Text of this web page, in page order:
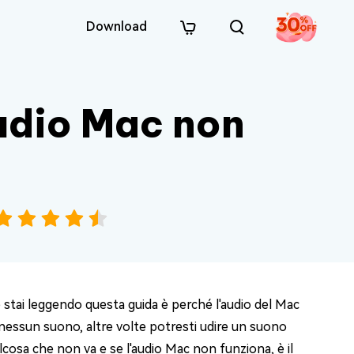
Download
Mac non
leggendo questa guida è perché l'audio del Mac
suono, altre volte potresti udire un suono
che non va e se l'audio Mac non funziona, è il